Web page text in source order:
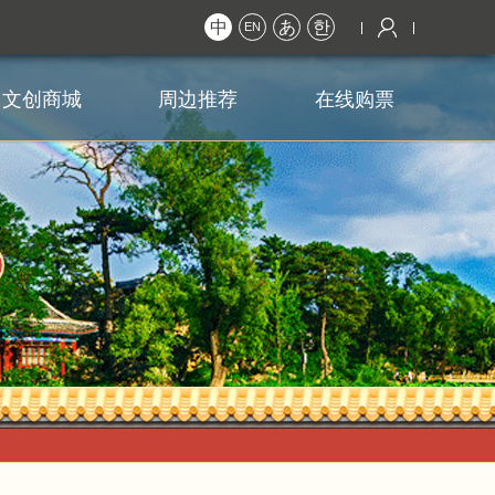
中 EN あ 한
文创商城 周边推荐 在线购票